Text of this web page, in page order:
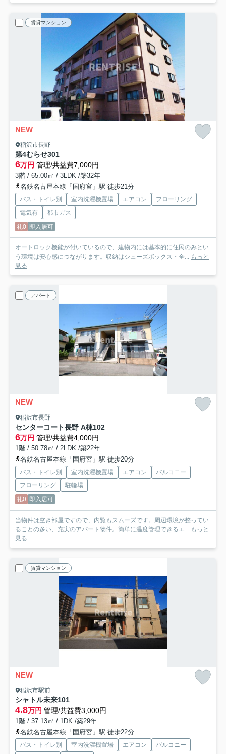
賃貸マンション
NEW
稲沢市長野
第4むらせ301
6万円 管理/共益費7,000円
3階 / 65.00㎡ / 3LDK /築32年
名鉄名古屋本線「国府宮」駅 徒歩21分
バス・トイレ別 室内洗濯機置場 エアコン
フローリング
電気有
都市ガス
礼0 即入居可
オートロック機能が付いているので、建物内には基本的に住民のみとい
う環境は安心感につながります。収納はシューズボックス・全... もっと
見る
アパート
NEW
稲沢市長野
センターコート長野 A棟102
6万円 管理/共益費4,000円
1階 / 50.78㎡ / 2LDK /築22年
名鉄名古屋本線「国府宮」駅 徒歩20分
バス・トイレ別 室内洗濯機置場 エアコン
バルコニー
フローリング
駐輪場
礼0 即入居可
当物件は空き部屋ですので、内覧もスムーズです。周辺環境が整ってい
ることの多い、充実のアパート物件。簡単に温度管理できるエ... もっと
見る
賃貸マンション
NEW
稲沢市駅前
シャトル未来101
4.8万円 管理/共益費3,000円
1階 / 37.13㎡ / 1DK /築29年
名鉄名古屋本線「国府宮」駅 徒歩22分
バス・トイレ別 室内洗濯機置場 エアコン
バルコニー